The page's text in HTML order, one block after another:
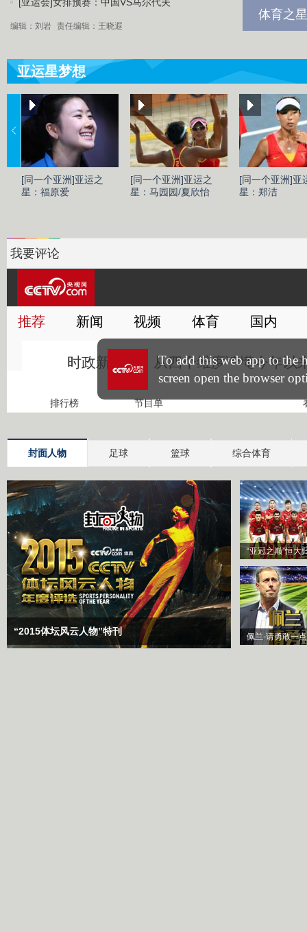
编辑：刘岩 责任编辑：王晓遐
体育之
亚运星梦想
[同一个亚洲]亚运之
星：福原爱
[同一个亚洲]亚运之
星：马园园/夏欣怡
[同一个亚洲]亚
星：郑洁
我要评论
封面人物 足球 篮球 综合体育
“2015体坛风云人物”特刊
“亚冠之巅”恒大
佩兰-请勇敢一点